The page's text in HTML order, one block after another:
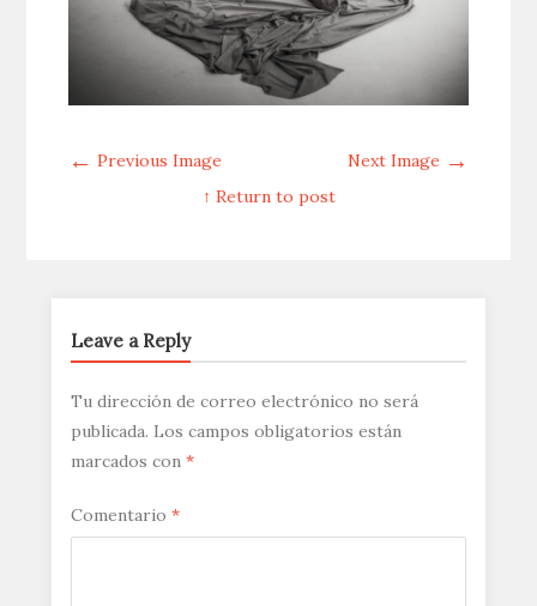
← Previous Image Next Image →
↑ Return to post
Leave a Reply
Tu dirección de correo electrónico no será
publicada. Los campos obligatorios están
marcados con *
Comentario *